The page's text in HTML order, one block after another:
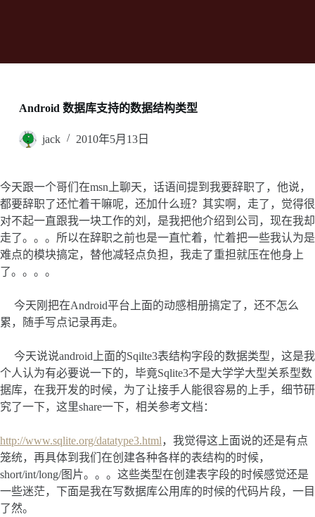
Android 数据库支持的数据结构类型
jack 2010年5月13日
今天跟一个哥们在msn上聊天，话语间提到我要辞职了，他说，
都要辞职了还忙着干嘛呢，还加什么班？其实啊，走了，觉得很
对不起一直跟我一块工作的刘，是我把他介绍到公司，现在我却
走了。。。所以在辞职之前也是一直忙着，忙着把一些我认为是
难点的模块搞定，替他减轻点负担，我走了重担就压在他身上
了。。。。
今天刚把在Android平台上面的动感相册搞定了，还不怎么
累，随手写点记录再走。
今天说说android上面的Sqilte3表结构字段的数据类型，这是我
个人认为有必要说一下的，毕竟Sqlite3不是大学学大型关系型数
据库，在我开发的时候，为了让接手人能很容易的上手，细节研
究了一下，这里share一下，相关参考文档：
http://www.sqlite.org/datatype3.html，我觉得这上面说的还是有点
笼统，再具体到我们在创建各种各样的表结构的时候，
short/int/long/图片。。。这些类型在创建表字段的时候感觉还是
一些迷茫，下面是我在写数据库公用库的时候的代码片段，一目
了然。